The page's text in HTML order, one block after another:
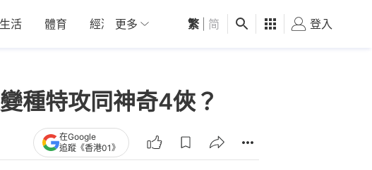
生活 體育 經濟 01深圳 觀點 健康 好食玩飛
更多 繁 简 登入
種特攻同神奇4俠？
在Google
追蹤《香港01》